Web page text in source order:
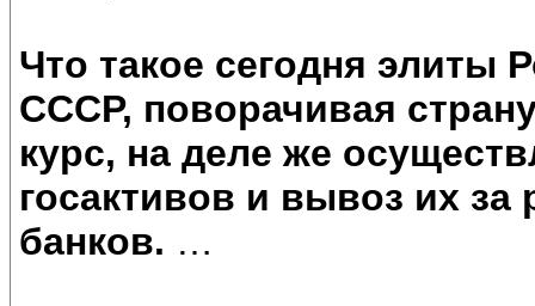
Что такое сегодня элиты
СССР, поворачивая
курс, на деле же
госактивов и вывоз их
банков. …